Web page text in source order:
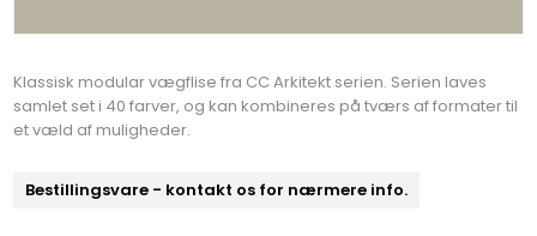
Klassisk modular vægflise fra CC Arkitekt serien. Serien laves
samlet set i 40 farver, og kan kombineres på tværs af formater til
et væld af muligheder.
Bestillingsvare - kontakt os for nærmere info.